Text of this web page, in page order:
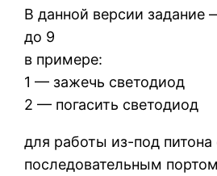
В данной версии задание
до 9
в примере:
1 — зажечь светодиод
2 — погасить светодиод
для работы из-под питона
последовательным